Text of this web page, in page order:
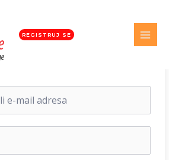
REGISTRUJ SE